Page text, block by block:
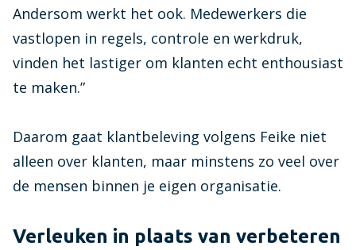
Andersom werkt het ook. Medewerkers die
vastlopen in regels, controle en werkdruk,
vinden het lastiger om klanten echt enthousiast
te maken.”
Daarom gaat klantbeleving volgens Feike niet
alleen over klanten, maar minstens zo veel over
de mensen binnen je eigen organisatie.
Verleuken in plaats van verbeteren